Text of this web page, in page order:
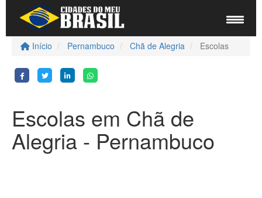
Início Pernambuco Chã de Alegria Escolas
Escolas em Chã de
Alegria - Pernambuco